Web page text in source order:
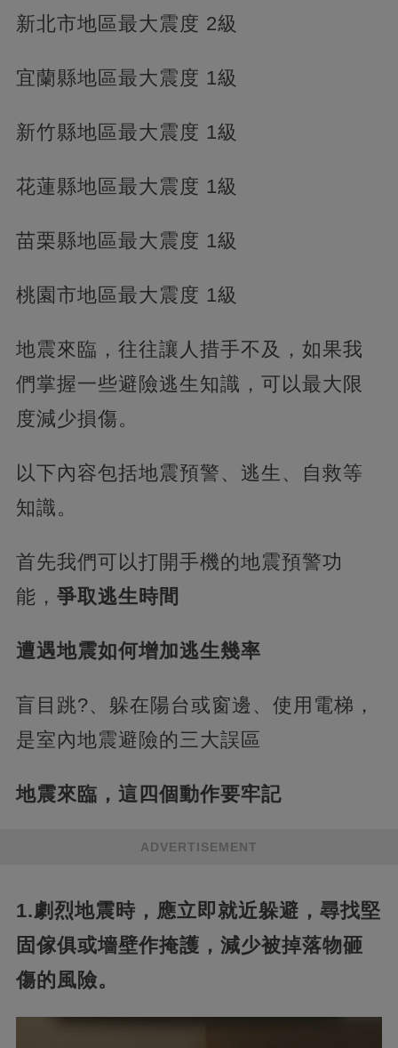
新北市地區最大震度 2級
宜蘭縣地區最大震度 1級
新竹縣地區最大震度 1級
花蓮縣地區最大震度 1級
苗栗縣地區最大震度 1級
桃園市地區最大震度 1級
地震來臨，往往讓人措手不及，如果我
們掌握一些避險逃生知識，可以最大限
度減少損傷。
以下內容包括地震預警、逃生、自救等
知識。
首先我們可以打開手機的地震預警功
能， 爭取逃生時間
遭遇地震如何增加逃生幾率
盲目跳?、躲在陽台或窗邊、使用電梯，
是室內地震避險的三大誤區
地震來臨，這四個動作要牢記
ADVERTISEMENT
1.劇烈地震時，應立即就近躲避，尋找堅
固傢俱或墻壁作掩護，減少被掉落物砸
傷的風險。